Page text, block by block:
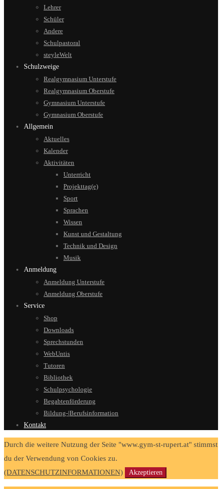
Lehrer
Schüler
Andere
Schulpastoral
steyleWelt
Schulzweige
Realgymnasium Unterstufe
Realgymnasium Oberstufe
Gymnasium Unterstufe
Gymnasium Oberstufe
Allgemein
Aktuelles
Kalender
Aktivitäten
Unterricht
Projekttag(e)
Sport
Sprachen
Wissen
Kunst und Gestaltung
Technik und Design
Musik
Anmeldung
Anmeldung Unterstufe
Anmeldung Oberstufe
Service
Shop
Downloads
Sprechstunden
WebUntis
Tutoren
Bibliothek
Schulpsychologie
Begabtenförderung
Bildung-|Berufsinformation
Kontakt
Durch die weitere Nutzung der Seite "www.gym-st-rupert.at" stimmst
du der Verwendung von Cookies zu.
(DATENSCHUTZINFORMATIONEN)
Akzeptieren